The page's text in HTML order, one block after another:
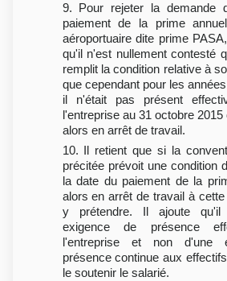
9. Pour rejeter la demande
paiement de la prime
aéroportuaire dite prime
qu'il n'est nullement contesté
remplit la condition relative à
que cependant pour les
il n'était pas présent
l'entreprise au 31 octobre 2015
alors en arrêt de travail.
10. Il retient que si la
précitée prévoit une condition
la date du paiement de la
alors en arrêt de travail à
y prétendre. Il ajoute qu'il
exigence de présence
l'entreprise et non d'une
présence continue aux
le soutenir le salarié.